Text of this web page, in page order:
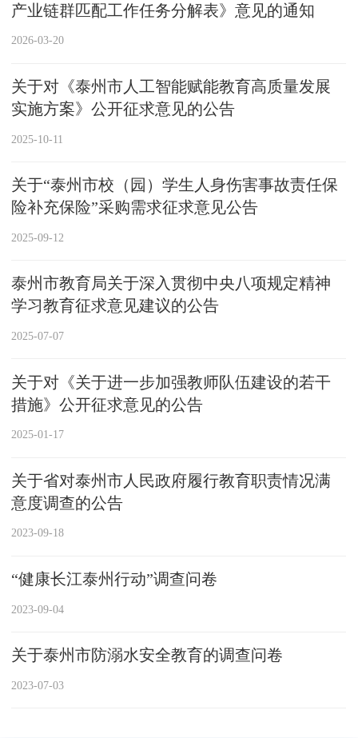
产业链群匹配工作任务分解表》意见的通知
2026-03-20
关于对《泰州市人工智能赋能教育高质量发展
实施方案》公开征求意见的公告
2025-10-11
关于“泰州市校（园）学生人身伤害事故责任保
险补充保险”采购需求征求意见公告
2025-09-12
泰州市教育局关于深入贯彻中央八项规定精神
学习教育征求意见建议的公告
2025-07-07
关于对《关于进一步加强教师队伍建设的若干
措施》公开征求意见的公告
2025-01-17
关于省对泰州市人民政府履行教育职责情况满
意度调查的公告
2023-09-18
“健康长江泰州行动”调查问卷
2023-09-04
关于泰州市防溺水安全教育的调查问卷
2023-07-03